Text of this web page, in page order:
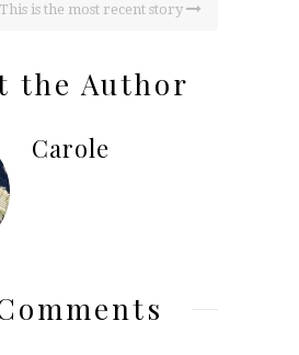
This is the most recent story
the Author
Carole